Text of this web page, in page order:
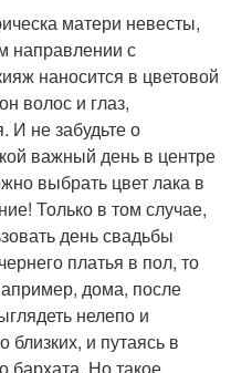
матери невесты,
направлении с
наносится в цветовой
волос и глаз,
И не забудьте о
важный день в центре
выбрать цвет лака в
Только в том случае,
день свадьбы
платья в пол, то
дома, после
нелепо и
близких, и путаясь в